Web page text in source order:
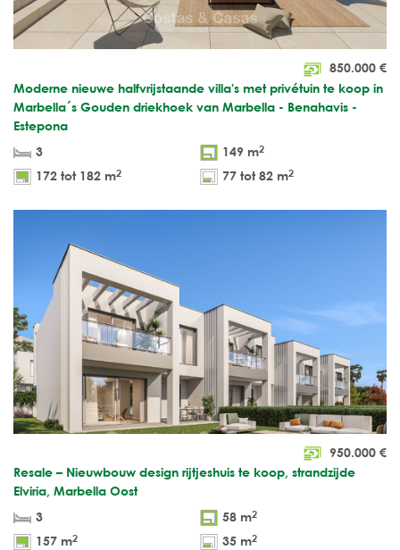
850.000 €
Moderne nieuwe halfvrijstaande villa's met privétuin te koop in
Marbella´s Gouden driekhoek van Marbella - Benahavis -
Estepona
3
149 m2
172 tot 182 m2 77 tot 82 m2
950.000 €
Resale – Nieuwbouw design rijtjeshuis te koop, strandzijde
Elviria, Marbella Oost
3
58 m2
157 m2 35 m2